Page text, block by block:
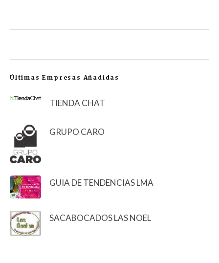
Últimas Empresas Añadidas
TIENDA CHAT
GRUPO CARO
GUIA DE TENDENCIAS LMA
SACABOCADOS LAS NOEL